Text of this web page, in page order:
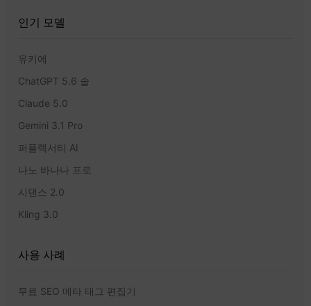
인기 모델
유키에
ChatGPT 5.6 솔
Claude 5.0
Gemini 3.1 Pro
퍼플렉서티 AI
나노 바나나 프로
시댄스 2.0
Kling 3.0
사용 사례
무료 SEO 메타 태그 편집기